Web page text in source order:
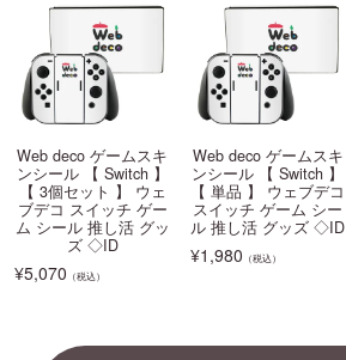
Web deco ゲームスキ
ンシール 【 Switch 】
【 3個セット 】 ウェ
ブデコ スイッチ ゲー
ム シール 推し活 グッ
ズ ◇ID
¥5,070 （税込）
Web deco ゲームスキ
ンシール 【 Switch 】
【 単品 】 ウェブデコ
スイッチ ゲーム シー
ル 推し活 グッズ ◇ID
¥1,980 （税込）